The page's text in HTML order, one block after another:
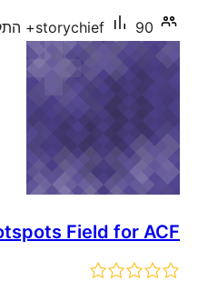
storychief 90+ התקנות פעילות
Field for ACF